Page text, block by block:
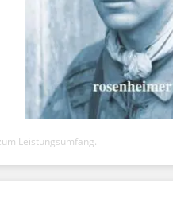
Leistungsumfang.